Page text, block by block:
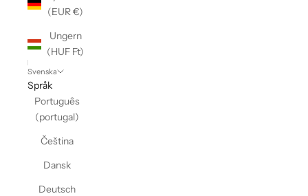
(EUR €)
Ungern
(HUF Ft)
Svenska
Språk
Português
(portugal)
Čeština
Dansk
Deutsch